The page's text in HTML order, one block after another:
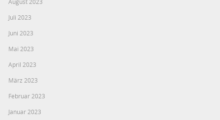
Juli 2023
Juni 2023
Mai 2023
April 2023
März 2023
Februar 2023
Januar 2023